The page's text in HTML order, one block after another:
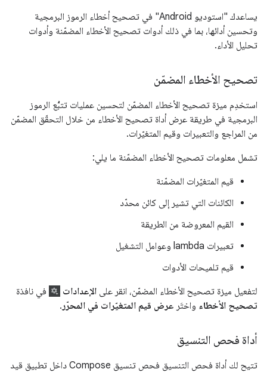
يساعدك "استوديو Android" في تصحيح أخطاء الرموز البرمجية
وتحسين أدائها، بما في ذلك أدوات تصحيح الأخطاء المضمّنة وأدوات
تحليل الأداء.
تصحيح الأخطاء المضمّن
استخدِم ميزة تصحيح الأخطاء المضمّن لتحسين عمليات تتبُّع الرموز
البرمجية في طريقة عرض أداة تصحيح الأخطاء من خلال التحقّق المضمّن
من المراجع والتعبيرات وقيم المتغيّرات.
تشمل معلومات تصحيح الأخطاء المضمّنة ما يلي:
قيم المتغيّرات المضمّنة
الكائنات التي تشير إلى كائن محدّد
القيم المعروضة من الطريقة
تعبيرات lambda وعوامل التشغيل
قيم تلميحات الأدوات
لتفعيل ميزة تصحيح الأخطاء المضمّن، انقر على الإعدادات
في نافذة
تصحيح الأخطاء واختَر عرض قيم المتغيّرات في المحرّر .
أداة فحص التنسيق
تتيح لك أداة فحص التنسيق فحص تنسيق Compose داخل تطبيق قيد